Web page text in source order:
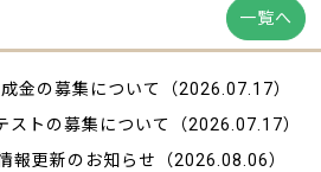
一覧へ
金の募集について
（2026.07.17）
ストの募集について
（2026.07.17）
報更新のお知らせ
（2026.08.06）